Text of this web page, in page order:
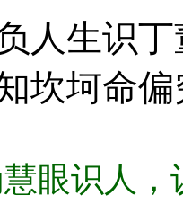
人生识
坎坷命
眼识人